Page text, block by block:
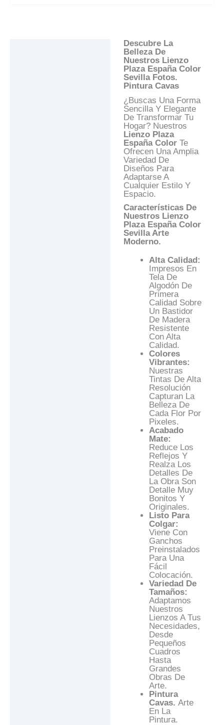
Descubre La
Belleza De
Nuestros Lienzo
Plaza España Color
Sevilla Fotos.
Pintura Cavas
¿Buscas Una Forma
Sencilla Y Elegante
De Transformar Tu
Hogar? Nuestros
Lienzo Plaza
España Color Te
Ofrecen Una Amplia
Variedad De
Diseños Para
Adaptarse A
Cualquier Estilo Y
Espacio.
Características De
Nuestros Lienzo
Plaza España Color
Sevilla Arte
Moderno.
Alta Calidad:
Impresos En
Tela De
Algodón De
Primera
Calidad Sobre
Un Bastidor
De Madera
Resistente
Con Alta
Calidad.
Colores
Vibrantes:
Nuestras
Tintas De Alta
Resolución
Capturan La
Belleza De
Cada Flor Por
Pixeles.
Acabado
Mate:
Reduce Los
Reflejos Y
Realza Los
Detalles De
La Obra Son
Detalle Muy
Bonitos Y
Originales.
Listo Para
Colgar:
Viene Con
Ganchos
Preinstalados
Para Una
Fácil
Colocación.
Variedad De
Tamaños:
Adaptamos
Nuestros
Lienzos A Tus
Necesidades,
Desde
Pequeños
Cuadros
Hasta
Grandes
Obras De
Arte.
Pintura
Cavas. Arte
En La
Pintura.